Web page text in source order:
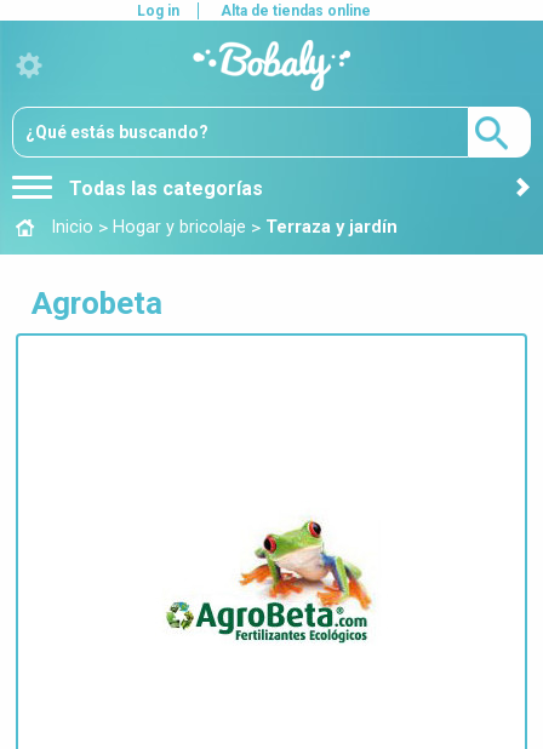
Todas las categorías
Log in Alta de tiendas online
Inicio > Hogar y bricolaje > Terraza y jardín
Agrobeta